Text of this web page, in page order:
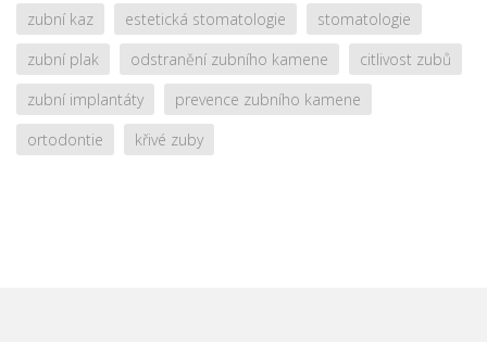
zubní kaz
estetická stomatologie
stomatologie
zubní plak
odstranění zubního kamene
citlivost zubů
zubní implantáty
prevence zubního kamene
ortodontie
křivé zuby